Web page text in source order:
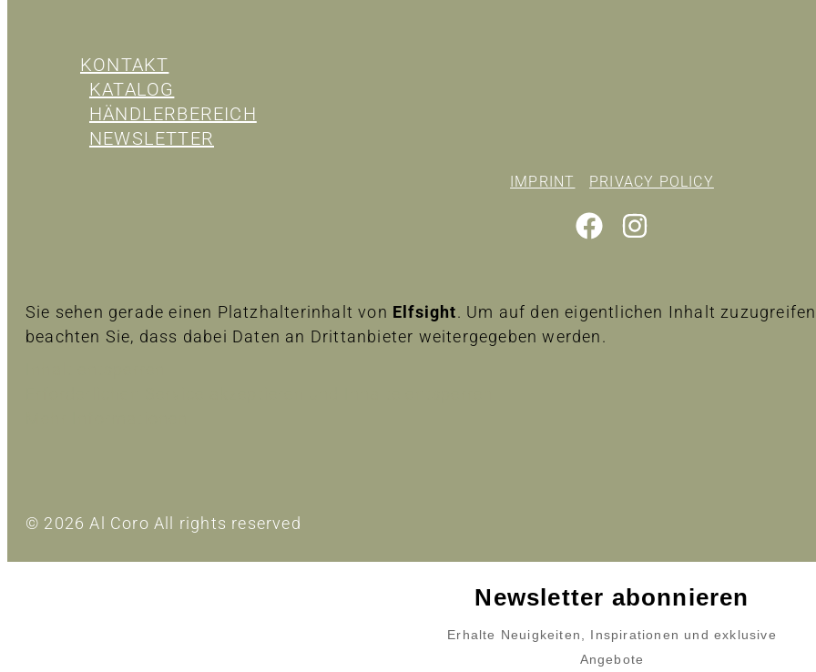
KONTAKT
KATALOG
HÄNDLERBEREICH
NEWSLETTER
IMPRINT PRIVACY POLICY
Sie sehen gerade einen Platzhalterinhalt von Elfsight. Um auf den eigentlichen Inhalt
beachten Sie, dass dabei Daten an Drittanbieter weitergegeben werden.
© 2026 Al Coro All rights reserved
Newsletter abonnieren
Erhalte Neuigkeiten, Inspirationen und exklusive
Angebote